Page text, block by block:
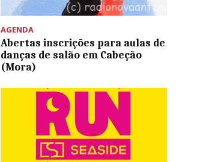
AGENDA
Abertas inscrições para aulas de
danças de salão em Cabeção
(Mora)